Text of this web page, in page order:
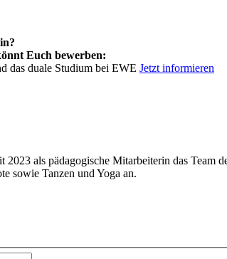
Euch bewerben:
das duale Studium bei EWE Jetzt informieren
als pädagogische Mitarbeiterin das
sowie Tanzen und Yoga an.